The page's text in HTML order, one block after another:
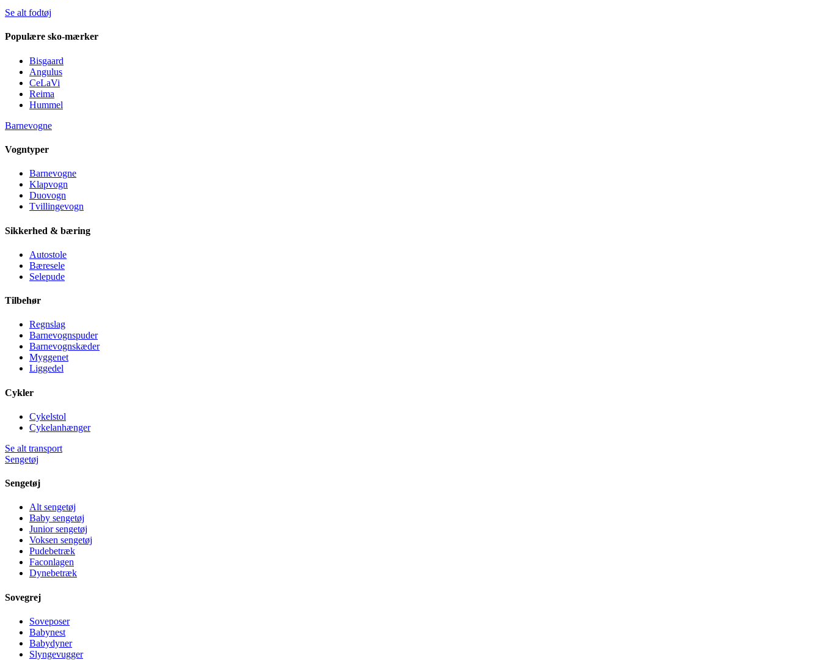
Se alt fodtøj
Populære sko-mærker
Bisgaard
Angulus
CeLaVi
Reima
Hummel
Barnevogne
Vogntyper
Barnevogne
Klapvogn
Duovogn
Tvillingevogn
Sikkerhed & bæring
Autostole
Bæresele
Selepude
Tilbehør
Regnslag
Barnevognspuder
Barnevognskæder
Myggenet
Liggedel
Cykler
Cykelstol
Cykelanhænger
Se alt transport
Sengetøj
Sengetøj
Alt sengetøj
Baby sengetøj
Junior sengetøj
Voksen sengetøj
Pudebetræk
Faconlagen
Dynebetræk
Sovegrej
Soveposer
Babynest
Babydyner
Slyngevugger